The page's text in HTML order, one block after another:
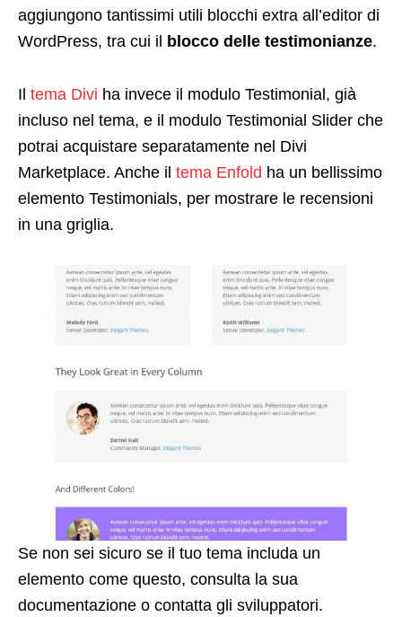
aggiungono tantissimi utili blocchi extra all’editor di
WordPress, tra cui il
blocco delle testimonianze.
Il tema Divi ha invece il modulo Testimonial, già
incluso nel tema, e il modulo Testimonial Slider che
potrai acquistare separatamente nel Divi
Marketplace. Anche il tema Enfold ha un bellissimo
elemento Testimonials, per mostrare le recensioni
in una griglia.
Se non sei sicuro se il tuo tema includa un
elemento come questo, consulta la sua
documentazione o contatta gli sviluppatori.